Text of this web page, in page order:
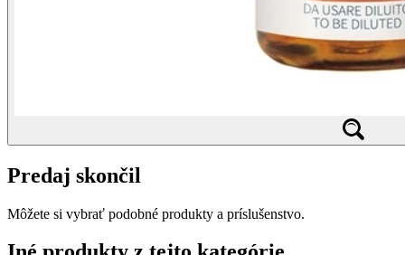
Predaj skončil
Môžete si vybrať podobné produkty a príslušenstvo.